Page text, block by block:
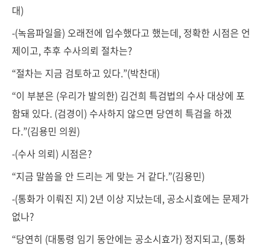
대)
-(녹음파일을) 오래전에 입수했다고 했는데, 정확한 시점은 언
제이고, 추후 수사의뢰 절차는?
“절차는 지금 검토하고 있다.”(박찬대)
“이 부분은 (우리가 발의한) 김건희 특검법의 수사 대상에 포
함돼 있다. (검경이) 수사하지 않으면 당연히 특검을 하겠
다.”(김용민 의원)
-(수사 의뢰) 시점은?
“지금 말씀을 안 드리는 게 맞는 거 같다.”(김용민)
-(통화가 이뤄진 지) 2년 이상 지났는데, 공소시효에는 문제가
없나?
“당연히 (대통령 임기 동안에는 공소시효가) 정지되고, (통화